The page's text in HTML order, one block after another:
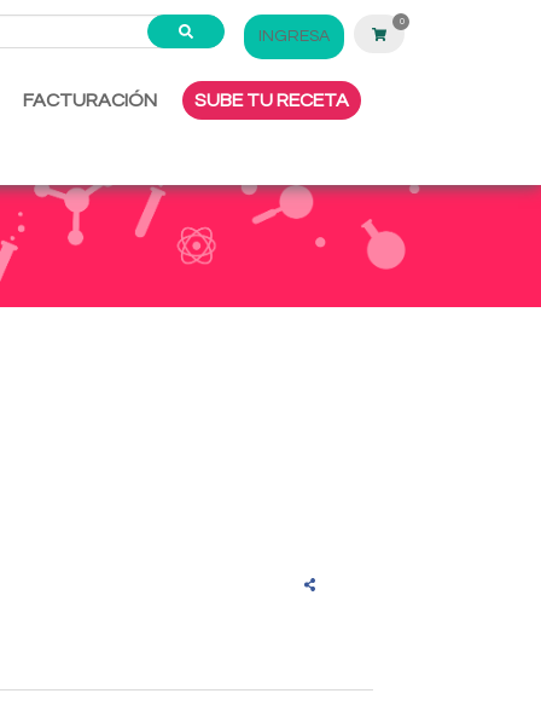
INGRESA
0
FACTURACIÓN SUBE TU RECETA